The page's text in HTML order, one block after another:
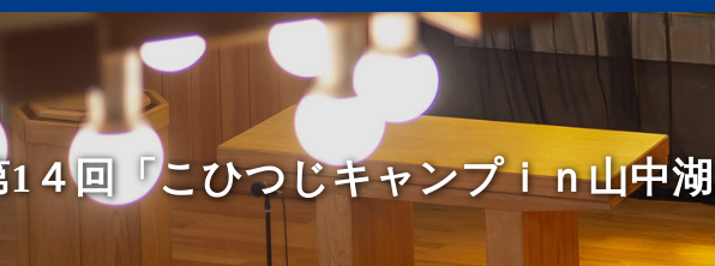
1４回「こひつじキャンプｉｎ山中